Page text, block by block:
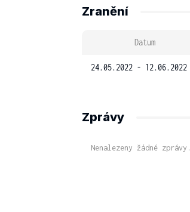
Zranění
Datum
24.05.2022 - 12.06.2022
Zprávy
Nenalezeny žádné zprávy.